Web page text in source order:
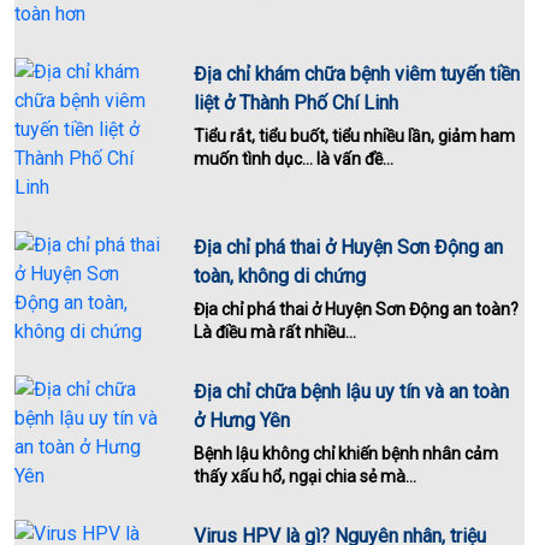
Địa chỉ khám chữa bệnh viêm tuyến tiền
liệt ở Thành Phố Chí Linh
Tiểu rắt, tiểu buốt, tiểu nhiều lần, giảm ham
muốn tình dục… là vấn đề...
Địa chỉ phá thai ở Huyện Sơn Động an
toàn, không di chứng
Địa chỉ phá thai ở Huyện Sơn Động an toàn?
Là điều mà rất nhiều...
Địa chỉ chữa bệnh lậu uy tín và an toàn
ở Hưng Yên
Bệnh lậu không chỉ khiến bệnh nhân cảm
thấy xấu hổ, ngại chia sẻ mà...
Virus HPV là gì? Nguyên nhân, triệu